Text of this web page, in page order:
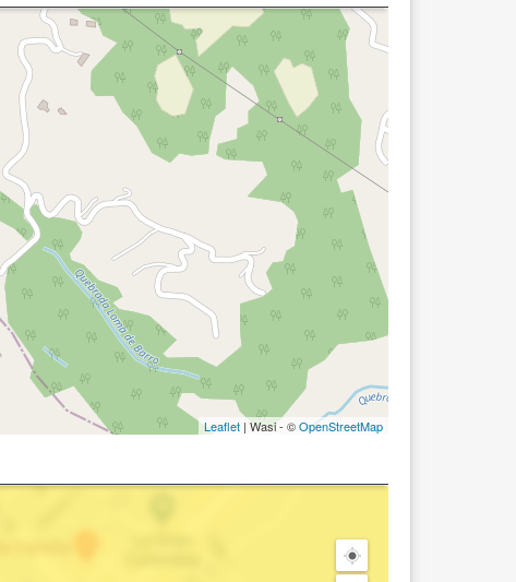
Leaflet | Wasi - ©OpenStreetMap